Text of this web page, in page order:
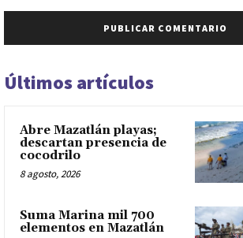
Últimos artículos
Abre Mazatlán playas;
descartan presencia de
cocodrilo
8 agosto, 2026
Suma Marina mil 700
elementos en Mazatlán